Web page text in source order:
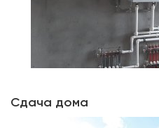
Сдача дома